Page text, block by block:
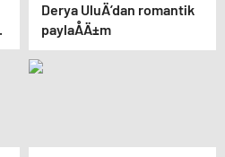
Derya UluÄ’dan romantik
paylaÅÄ±m